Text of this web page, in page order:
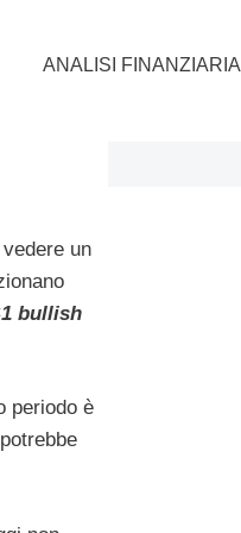
ANALISI FINANZIARIA
un
bullish
periodo è